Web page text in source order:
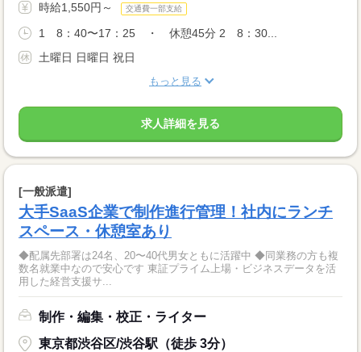
時給1,550円～ 交通費一部支給
1 8：40〜17：25 ・ 休憩45分 2 8：30...
土曜日 日曜日 祝日
もっと見る
求人詳細を見る
[一般派遣]
大手SaaS企業で制作進行管理！社内にランチ
スペース・休憩室あり
◆配属先部署は24名、20〜40代男女ともに活躍中 ◆同業務の方も複
数名就業中なので安心です 東証プライム上場・ビジネスデータを活
用した経営支援サ...
制作・編集・校正・ライター
東京都渋谷区/渋谷駅（徒歩 3分）